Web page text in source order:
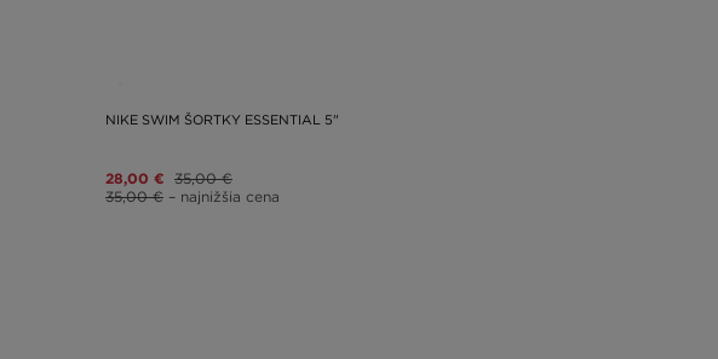
NIKE SWIM ŠORTKY ESSENTIAL 5"
28,00 € 35,00 €
35,00 € – najnižšia cena